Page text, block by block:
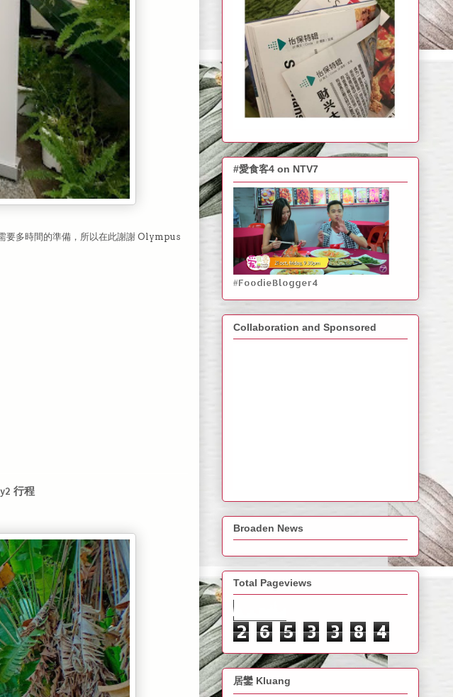
要多時間的準備，所以在此謝謝 Olympus
行程
#愛食客4 on NTV7
#FoodieBlogger4
Collaboration and Sponsored
Broaden News
Total Pageviews
2 6 5 3 3 8 4
居鑾 Kluang